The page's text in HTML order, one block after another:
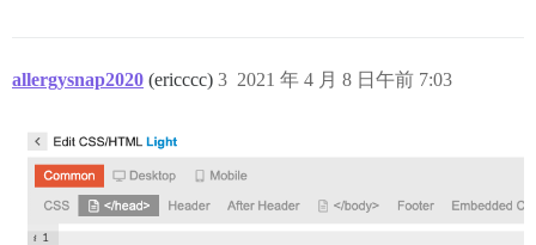
allergysnap2020 (ericccc) 2021 年 4 月 8 日午前 7:03
3